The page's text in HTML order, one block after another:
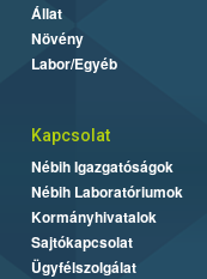
Állat
Növény
Labor/Egyéb
Kapcsolat
Nébih Igazgatóságok
Nébih Laboratóriumok
Kormányhivatalok
Sajtókapcsolat
Ügyfélszolgálat